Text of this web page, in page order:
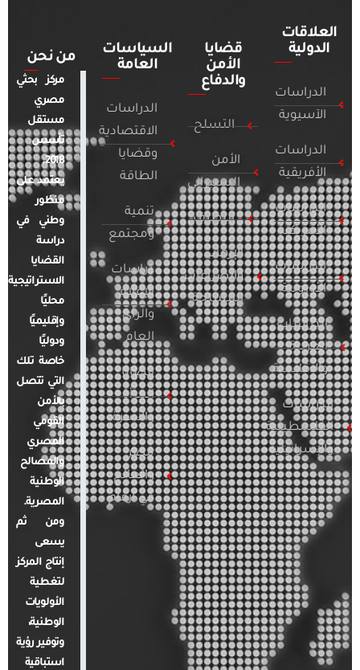
العلاقات
الدولية
الدراسات
الآسيوية
الدراسات
الأفريقية
الدراسات
الأمريكية
الدراسات
الأوروبية
الدراسات
العربية
والإقليمية
الدراسات
الفلسطينية
والإسرائيلية
قضايا
الأمن
والدفاع
التسلح
الأمن
السيبراني
التطرف
الإرهاب
والصراعات
المسلحة
السياسات
العامة
الدراسات
الاقتصادية
وقضايا
الطاقة
تنمية
ومجتمع
دراسات
الإعلام
والرأي
العام
قضايا
المرأة
والأسرة
مصر
والعالم
في أرقام
من نحن
مركز بحثي
مصري
مستقل
تأسس
2018.
يعتمد على
منظور
وطني في
دراسة
القضايا
الاستراتيجية
محليًا
وإقليميًا
ودوليًا
خاصة تلك
التي تتصل
بالأمن
القومي
المصري
والمصالح
الوطنية
المصرية.
ومن ثم
يسعى
إنتاج المركز
لتغطية
الأولويات
الوطنية،
وتوفير رؤية
استباقية